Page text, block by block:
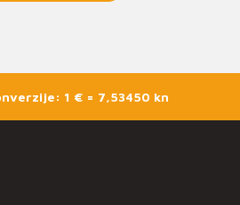
1 € = 7,53450 kn